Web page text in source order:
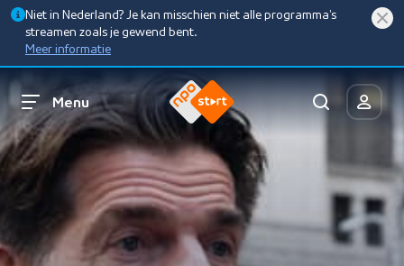
Niet in Nederland? Je kan misschien niet alle programma’s
streamen zoals je gewend bent.
Meer informatie
Menu